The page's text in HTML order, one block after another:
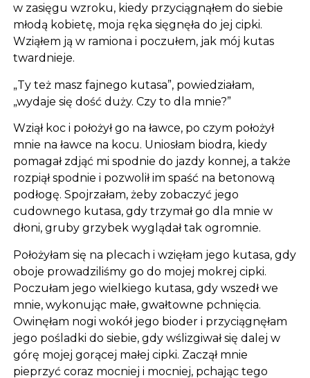
w zasięgu wzroku, kiedy przyciągnąłem do siebie
młodą kobietę, moja ręka sięgnęła do jej cipki.
Wziąłem ją w ramiona i poczułem, jak mój kutas
twardnieje.
„Ty też masz fajnego kutasa”, powiedziałam,
„wydaje się dość duży. Czy to dla mnie?”
Wziął koc i położył go na ławce, po czym położył
mnie na ławce na kocu. Uniosłam biodra, kiedy
pomagał zdjąć mi spodnie do jazdy konnej, a także
rozpiął spodnie i pozwolił im spaść na betonową
podłogę. Spojrzałam, żeby zobaczyć jego
cudownego kutasa, gdy trzymał go dla mnie w
dłoni, gruby grzybek wyglądał tak ogromnie.
Położyłam się na plecach i wzięłam jego kutasa, gdy
oboje prowadziliśmy go do mojej mokrej cipki.
Poczułam jego wielkiego kutasa, gdy wszedł we
mnie, wykonując małe, gwałtowne pchnięcia.
Owinęłam nogi wokół jego bioder i przyciągnęłam
jego pośladki do siebie, gdy wślizgiwał się dalej w
górę mojej gorącej małej cipki. Zaczął mnie
pieprzyć coraz mocniej i mocniej, pchając tego